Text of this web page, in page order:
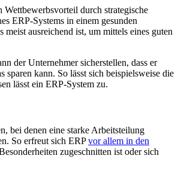
durch strategische
ERP-Systems in einem gesunden
ausreichend ist, um mittels eines guten
der Unternehmer sicherstellen, dass er
kann. So lässt sich beispielsweise die
lässt ein ERP-System zu.
bei denen eine starke Arbeitsteilung
So erfreut sich ERPvor allem in den
zugeschnitten ist oder sich